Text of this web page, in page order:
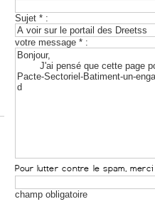
Sujet * :
votre message * :
champ obligatoire